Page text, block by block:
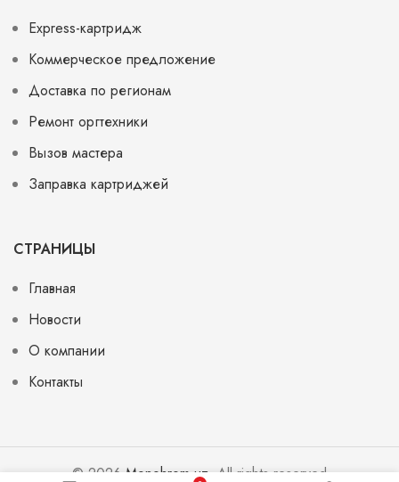
Express-картридж
Коммерческое предложение
Доставка по регионам
Ремонт оргтехники
Вызов мастера
Заправка картриджей
СТРАНИЦЫ
Главная
Новости
О компании
Контакты
© 2026Monohrom.uz. All rights reserved